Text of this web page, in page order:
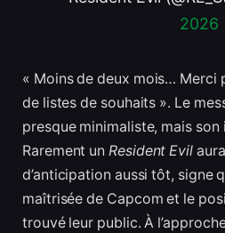
2026
« Moins de deux mois… Merci
de listes de souhaits ». Le
presque minimaliste, mais son
Rarement unResident Evil
d’anticipation aussi tôt, signe
maîtrisée de Capcom et le
trouvé leur public. À